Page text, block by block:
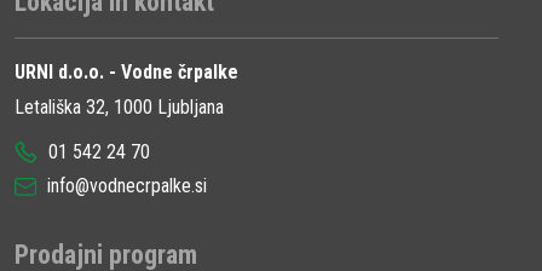
URNI d.o.o. - Vodne črpalke
Letališka 32, 1000 Ljubljana
01 542 24 70
info@vodnecrpalke.si
Prodajni program